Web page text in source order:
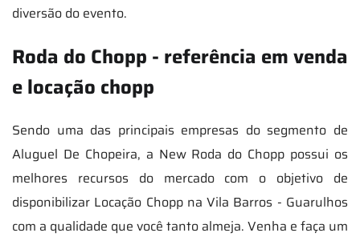
diversão do evento.
Roda do Chopp - referência em venda
e locação chopp
Sendo uma das principais empresas do segmento de
Aluguel De Chopeira, a New Roda do Chopp possui os
melhores recursos do mercado com o objetivo de
disponibilizar Locação Chopp na Vila Barros - Guarulhos
com a qualidade que você tanto almeja. Venha e faça um